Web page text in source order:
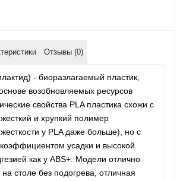
Отзывы (0)
- биоразлагаемый пластик,
возобновляемых ресурсов
свойства PLA пластика схожи с
и хрупкий полимер
у PLA даже больше), но с
усадки и высокой
как у ABS+. Модели отлично
столе без подогрева, отличная